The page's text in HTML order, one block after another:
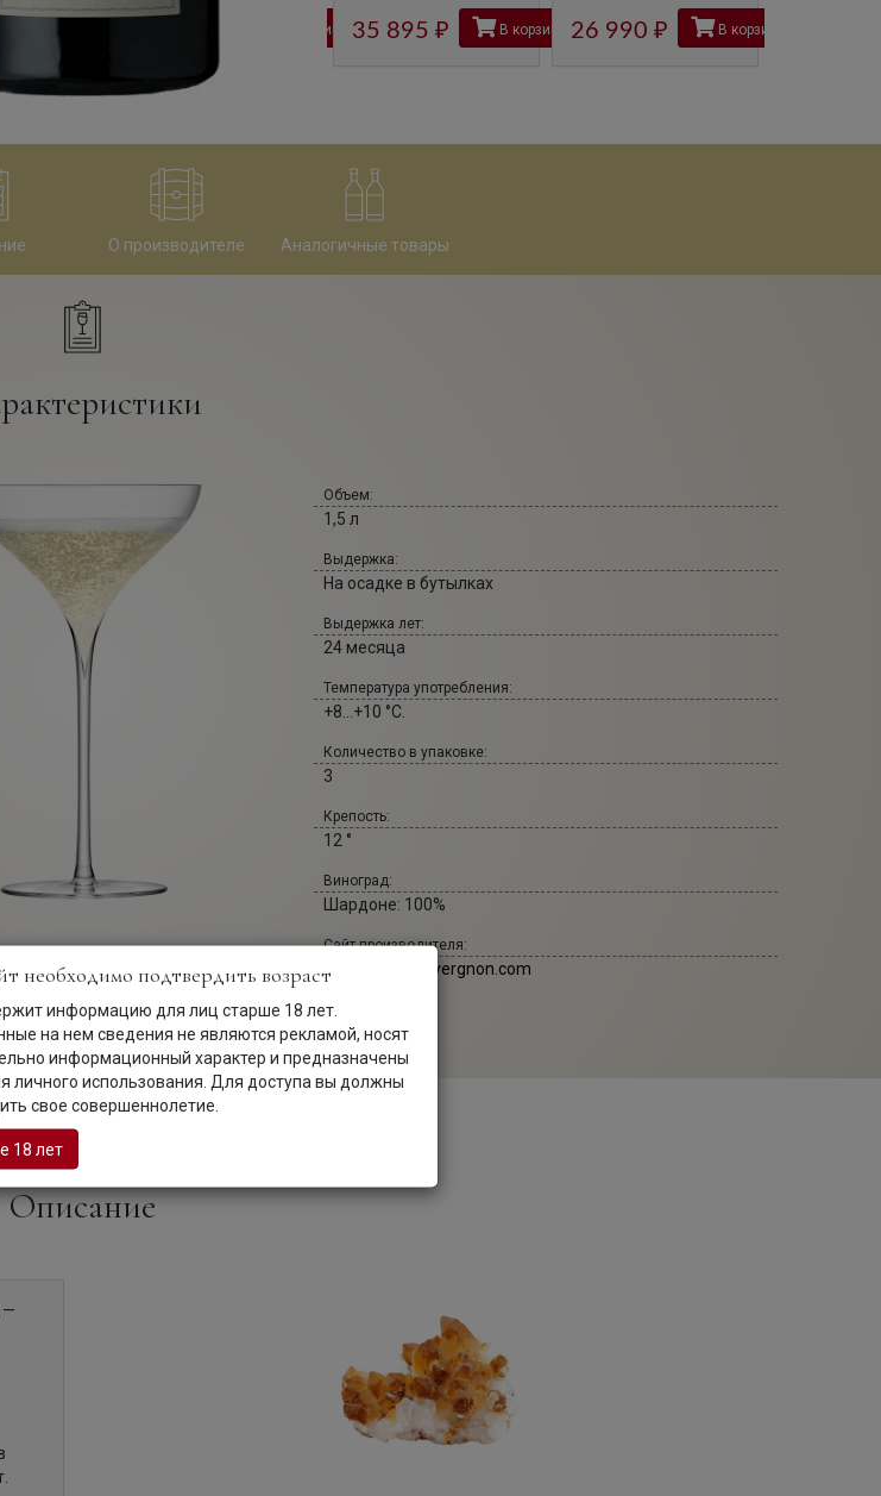
В корзину 35 895 рубВ корзину 26 990 рубВ корзину
О производителе Аналогичные товары
Объем:
1,5 л
Выдержка:
На осадке в бутылках
Выдержка лет:
24 месяца
Температура употребления:
+8...+10 °С.
Количество в упаковке:
3
Крепость:
12 °
Виноград:
Шардоне: 100%
Сайт производителя:
champagne-jl-vergnon.com
Описание
—
необходимо подтвердить возраст
информацию для лиц старше 18 лет.
на нем сведения не являются рекламой, носят
информационный характер и предназначены
личного использования. Для доступа вы должны
свое совершеннолетие.
18 лет